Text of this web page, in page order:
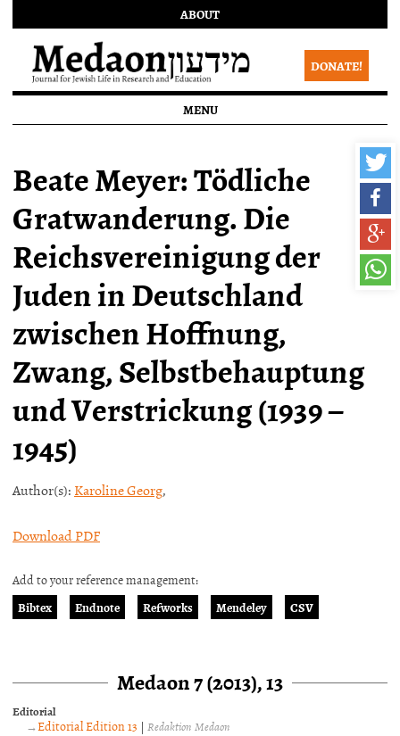
ABOUT
DONATE!
MENU
Beate Meyer: Tödliche
Gratwanderung. Die
Reichsvereinigung der
Juden in Deutschland
zwischen Hoffnung,
Zwang, Selbstbehauptung
und Verstrickung (1939 –
1945)
Author(s): Karoline Georg,
Download PDF
Add to your reference management:
Bibtex
Endnote Refworks Mendeley CSV
Medaon 7 (2013), 13
Editorial
Editorial Edition 13 |Redaktion Medaon